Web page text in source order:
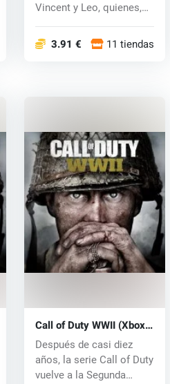
Vincent y Leo, quienes,
3.91 € 11 tiendas
Call of Duty WWII (Xbox
One) key
Después de casi diez
años, la serie Call of Duty
vuelve a la Segunda